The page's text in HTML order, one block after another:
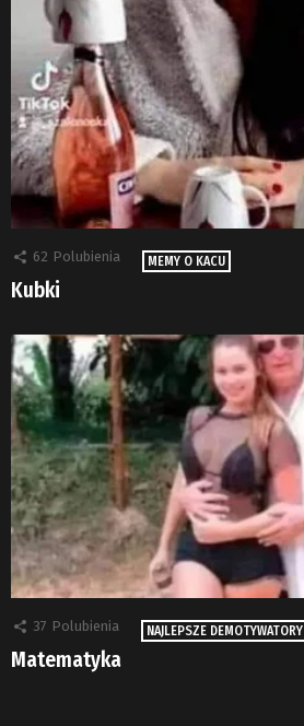
62 Polubienia MEMY O KACU
Kubki
37 Polubienia NAJLEPSZE DEMOTYWATORY
Matematyka